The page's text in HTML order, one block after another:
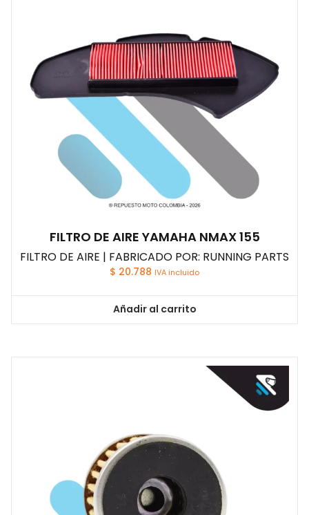
FILTRO DE AIRE YAMAHA NMAX 155
FILTRO DE AIRE | FABRICADO POR: RUNNING PARTS
$ 20.788 IVA incluido
Añadir al carrito